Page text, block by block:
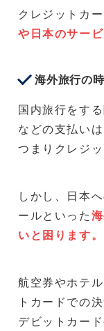
クレジットカ
や日本のサー
海外旅行の
国内旅行をす
などの支払い
つまりクレジ
しかし、日本
ールといった
いと困ります。
航空券やホテ
トカードでの
デビットカー